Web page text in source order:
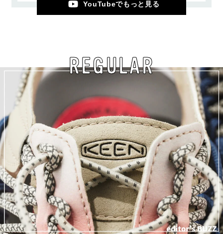
YouTubeでもっと見る
REGULAR